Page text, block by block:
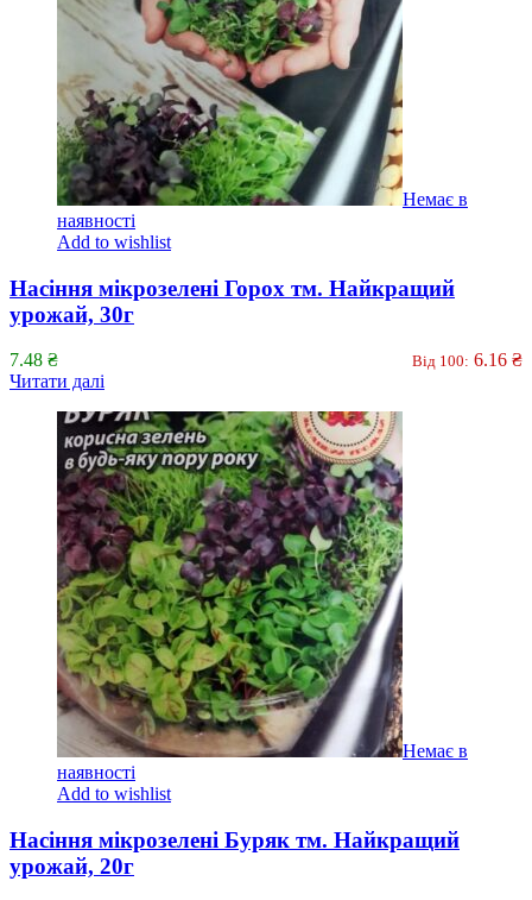
Немає в
наявності
Add to wishlist
Насіння мікрозелені Горох тм. Найкращий
урожай, 30г
7.48 ₴ Від 100: 6.16 ₴
Читати далі
Немає в
наявності
Add to wishlist
Насіння мікрозелені Буряк тм. Найкращий
урожай, 20г